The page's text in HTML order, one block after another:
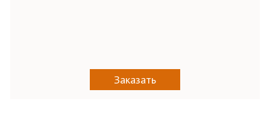
Заказать